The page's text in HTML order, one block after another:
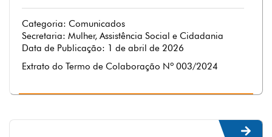
Categoria: Comunicados
Secretaria: Mulher, Assistência Social e Cidadania
Data de Publicação: 1 de abril de 2026
Extrato do Termo de Colaboração Nº 003/2024